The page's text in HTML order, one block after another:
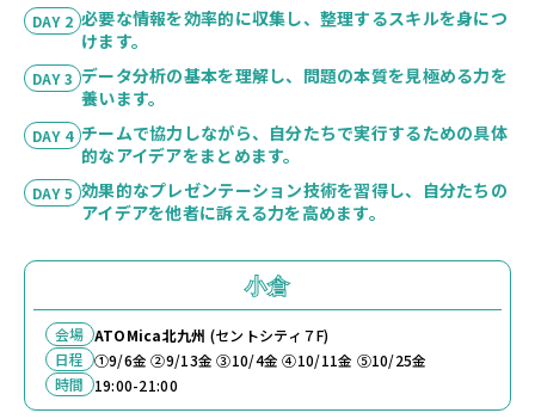
DAY 2 必要な情報を効率的に収集し、整理するスキルを身につ
けます。
DAY 3 データ分析の基本を理解し、問題の本質を見極める力を
養います。
DAY 4 チームで協力しながら、自分たちで実行するための具体
的なアイデアをまとめます。
DAY 5 効果的なプレゼンテーション技術を習得し、自分たちの
アイデアを他者に訴える力を高めます。
小倉
会場 ATOMica北九州 (セントシティ７F)
日程 ①9/6金 ②9/13金 ③10/4金 ④10/11金 ⑤10/25金
時間 19:00-21:00